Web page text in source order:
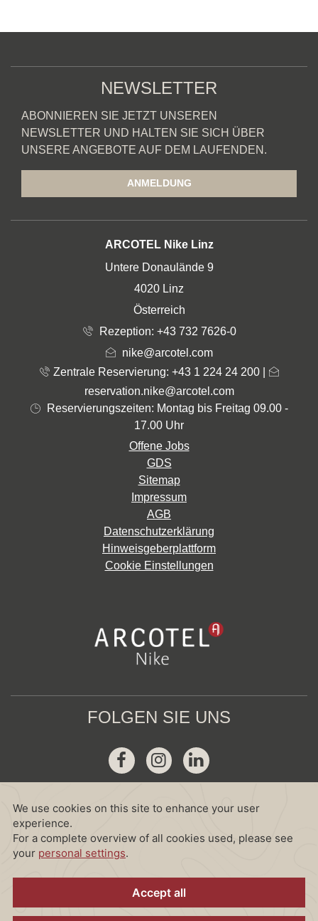
NEWSLETTER
ABONNIEREN SIE JETZT UNSEREN
NEWSLETTER UND HALTEN SIE SICH ÜBER
UNSERE ANGEBOTE AUF DEM LAUFENDEN.
ANMELDUNG
ARCOTEL Nike Linz
Untere Donaulände 9
4020 Linz
Österreich
Rezeption: +43 732 7626-0
nike@arcotel.com
Zentrale Reservierung: +43 1 224 24 200|
reservation.nike@arcotel.com
Reservierungszeiten: Montag bis Freitag 09.00 -
17.00 Uhr
Offene Jobs
GDS
Sitemap
Impressum
AGB
Datenschutzerklärung
Hinweisgeberplattform
Cookie Einstellungen
FOLGEN SIE UNS
FacebookInstagramLinkedin
Amadeus : WV LNZAHN
Sabre : WV 38706
World Span : WV AONIK Dhisco : WV 36548